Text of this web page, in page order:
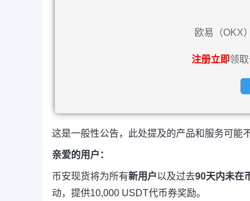
欧易（OKX
注册立即领
这是一般性公告，此处提及的产品和服务可能
亲爱的用户：
币安现货将为所有新用户以及过去90天内未在
动，提供10,000 USDT代币券奖励。